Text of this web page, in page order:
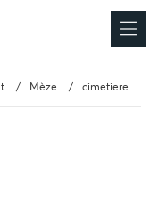
Mèze cimetiere